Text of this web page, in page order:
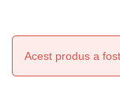
Acest produs a